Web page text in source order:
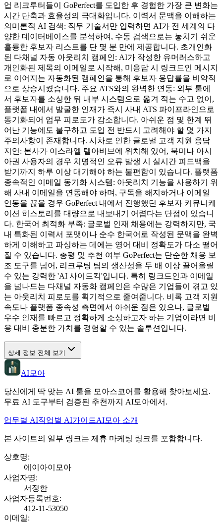
업 리크루터들이 GoPerfect를 도입한 후 경험한 가장 큰 변화는
시간 단축과 효율성의 극대화입니다. 이력서 문맥을 이해하는
의미론적 AI 검색: 직무 기술서만 입력하면 AI가 전 세계의 다
양한 데이터베이스를 분석하여, 수동 검색으로는 놓치기 쉬운
훌륭한 후보자 리스트를 단 몇 분 만에 제공합니다. 초개인화
된 다채널 자동 아웃리치 캠페인: AI가 작성한 유머러스하고
개인화된 제목의 이메일로 시작해, 미응답 시 링크드인 메시지
로 이어지는 자동화된 캠페인을 통해 후보자 응답률을 비약적
으로 상승시켰습니다. 주요 ATS와의 완벽한 연동: 외부 툴에
서 후보자를 소싱한 뒤 내부 시스템으로 옮겨 적는 수고 없이,
플랫폼 내에서 발굴한 인재가 즉시 사내 ATS 파이프라인으로
동기화되어 업무 피로도가 감소합니다. 아쉬운 점 및 한계 뛰
어난 기능에도 불구하고 도입 전 반드시 고려해야 할 몇 가지
주의사항이 존재합니다. 시차로 인한 글로벌 고객 지원 응답
지연: 본사가 이스라엘 텔아비브에 위치해 있어, 북미나 아시
아권 사용자의 경우 치명적인 오류 발생 시 실시간 피드백을
받기까지 하루 이상 대기해야 하는 불편함이 있습니다. 플랫폼
종속적인 이메일 동기화 시스템: 아웃리치 기능을 사용하기 위
해 사내 이메일을 연동해야 하며, 구독을 해지하거나 이메일
연동을 끊을 경우 GoPerfect 내에서 진행했던 후보자 커뮤니케
이션 히스토리를 대량으로 내보내기 어렵다는 단점이 있습니
다. 한국어 최적화 부족: 글로벌 인재 채용에는 강력하지만, 국
내 특화된 이력서 포맷이나 순수 한국어로 작성된 문맥을 완벽
하게 이해하고 파싱하는 데에는 영어 대비 정확도가 다소 떨어
질 수 있습니다. 총평 및 추천 여부 GoPerfect는 단순한 채용 보
조 도구를 넘어, 리크루팅 팀의 생산성을 두 배 이상 끌어올릴
수 있는 강력한 'AI 사이드킥'입니다. 특히 링크드인과 이메일
을 넘나드는 다채널 자동화 캠페인은 수많은 기업들이 겪고 있
는 아웃리치 피로도를 획기적으로 줄여줍니다. 비록 고객 지원
속도나 플랫폼 종속성 측면에서 아쉬운 점은 있으나, 글로벌
우수 인재를 빠르고 정확하게 소싱하고자 하는 기업이라면 비
용 대비 충분한 가치를 경험할 수 있는 솔루션입니다.
상세 정보 전체 보기
AI모아
당신에게 딱 맞는 AI 툴을 모아스코어를 활용해 찾아보세요.
무료 AI 도구부터 검증된 추천까지 AI모아에서.
업무별 AI직업별 AI가이드AI모아 소개
본 사이트의 일부 링크는 제휴 마케팅 링크를 포함합니다.
상호명:
에이아이모아
사업자명:
서정한
사업자등록번호:
412-11-53050
이메일: